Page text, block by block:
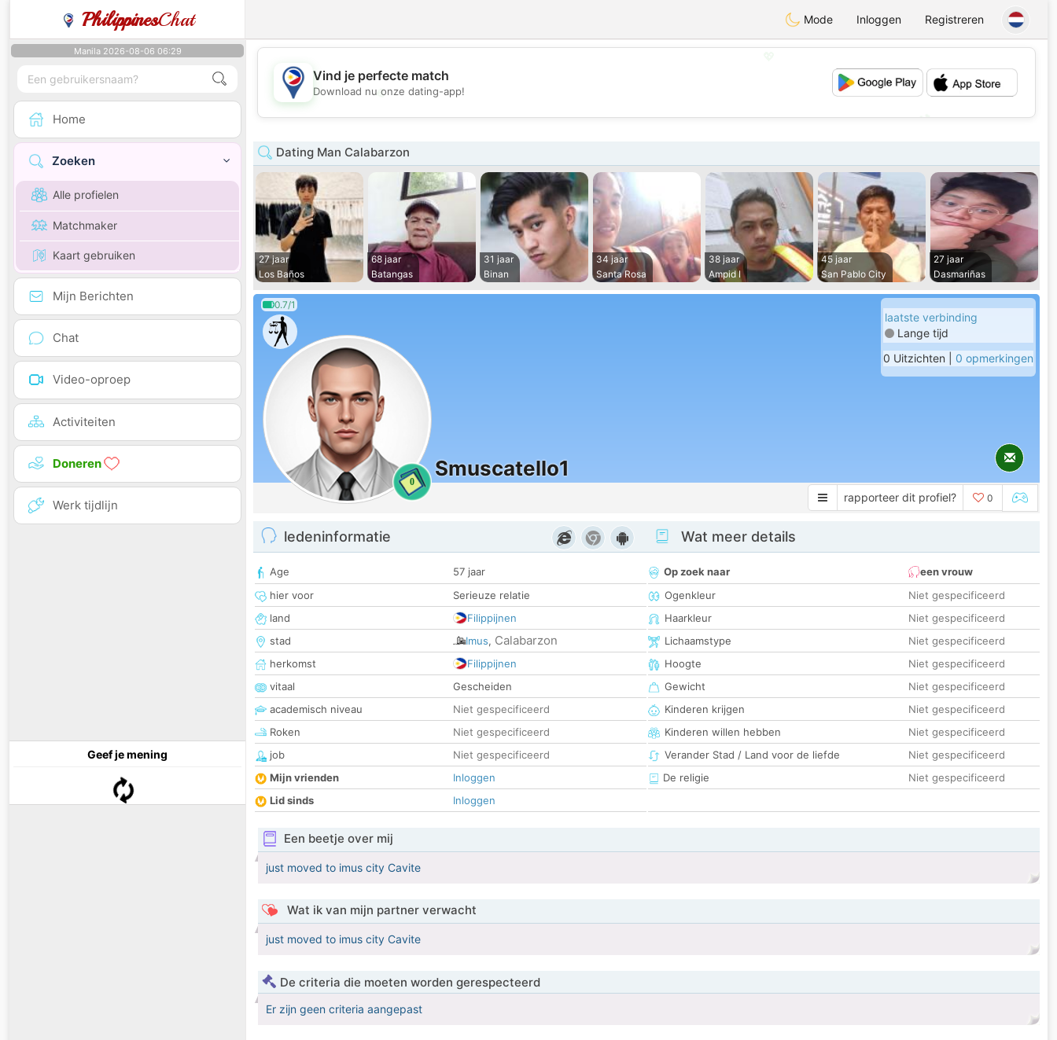
PhilippinesChat Mode Inloggen Registreren
Manila 2026-08-06 06:29
Home
Zoeken
Alle profielen
Matchmaker
Kaart gebruiken
Mijn Berichten
Chat
Video-oproep
Activiteiten
Doneren
Werk tijdlijn
Geef je mening
💕
Vind je perfecte match
Download nu onze dating-app!
Dating Man Calabarzon
27 jaar
Los Baños
68 jaar
Batangas
31 jaar
Binan
34 jaar
Santa Rosa
38 jaar
Ampid I
45 jaar
San Pablo City
27 jaar
Dasmariñas
0.7/1
0
Smuscatello1
laatste verbinding
Lange tijd
0 Uitzichten | 0 opmerkingen
rapporteer dit profiel? 0
ledeninformatie
Age
57 jaar
hier voor
Serieuze relatie
land
Filippijnen
stad
Imus, Calabarzon
herkomst
Filippijnen
vitaal
Gescheiden
academisch niveau
Niet gespecificeerd
Roken
Niet gespecificeerd
job
Niet gespecificeerd
Mijn vrienden
Inloggen
Lid sinds
Inloggen
Wat meer details
Op zoek naar
een vrouw
Ogenkleur
Niet gespecificeerd
Haarkleur
Niet gespecificeerd
Lichaamstype
Niet gespecificeerd
Hoogte
Niet gespecificeerd
Gewicht
Niet gespecificeerd
Kinderen krijgen
Niet gespecificeerd
Kinderen willen hebben
Niet gespecificeerd
Verander Stad / Land voor de liefde
Niet gespecificeerd
De religie
Niet gespecificeerd
Een beetje over mij
just moved to imus city Cavite
Wat ik van mijn partner verwacht
just moved to imus city Cavite
De criteria die moeten worden gerespecteerd
Er zijn geen criteria aangepast